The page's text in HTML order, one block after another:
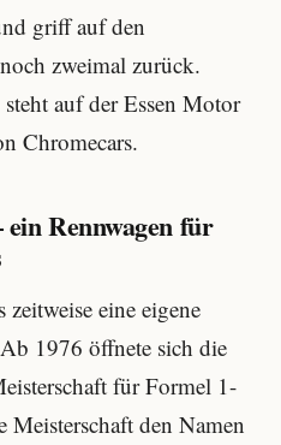
griff auf den
zweimal zurück.
auf der Essen Motor
Chromecars.
Rennwagen für
eine eigene
1976 öffnete sich die
für Formel 1-
den Namen